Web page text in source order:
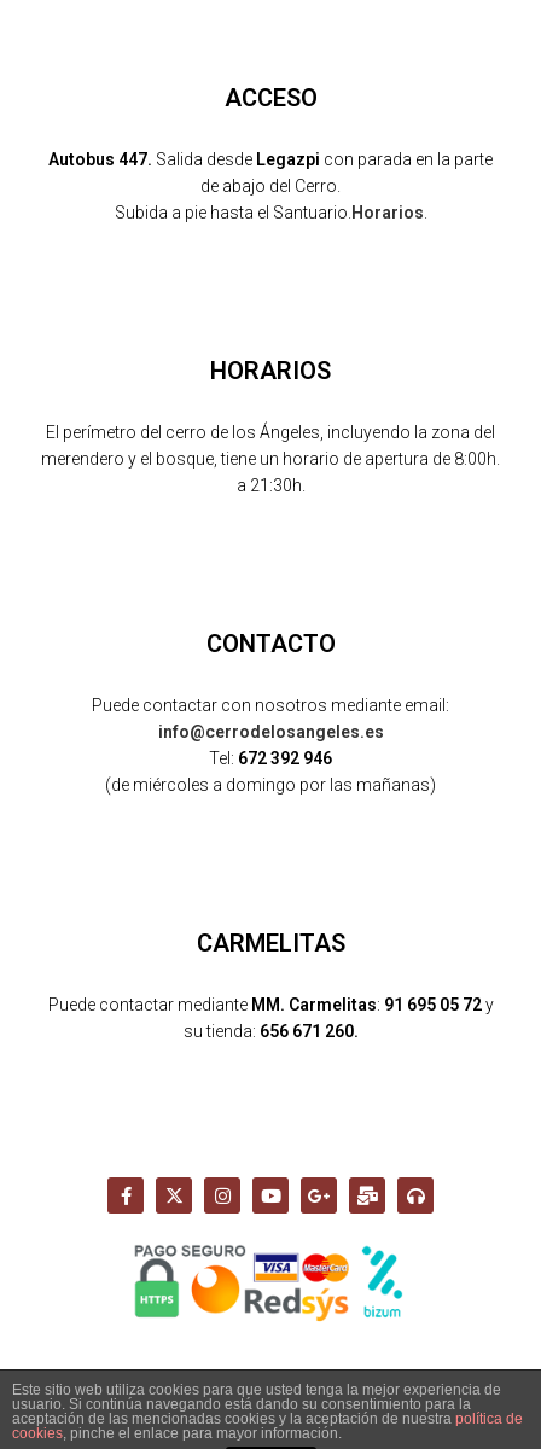
ACCESO
Autobus 447. Salida desde Legazpi con parada en la parte
de abajo del Cerro.
Subida a pie hasta el Santuario. Horarios
HORARIOS
El perímetro del cerro de los Ángeles, incluyendo la zona del
merendero y el bosque, tiene un horario de apertura de 8:00h.
a 21:30h.
CONTACTO
Puede contactar con nosotros mediante email:
info@cerrodelosangeles.es
Tel: 672 392 946
(de miércoles a domingo por las mañanas)
CARMELITAS
Puede contactar medianteMM. Carmelitas: 91 695 05 72y
su tienda: 656 671 260.
Copyright 2026 - Santuario del Cerro de los Ángeles -
info@cerrodelosangeles.es -AVISO LEGAL-POLÍTICA PRIVACIDAD-
POLÍTICA COOKIES- POLÍTICA DE ENVÍO, DEVOLUCIONES Y COMPRA
Este sitio web utiliza cookies para que usted tenga la mejor experiencia de
usuario. Si continúa navegando está dando su consentimiento para la
aceptación de las mencionadas cookies y la aceptación de nuestra política de
cookies, pinche el enlace para mayor información.